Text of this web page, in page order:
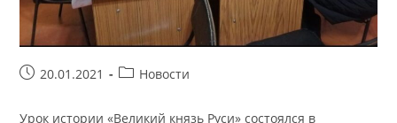
Запись20.01.2021
Рубрика
Новости
Урок истории «Великий князь Руси» состоялся в